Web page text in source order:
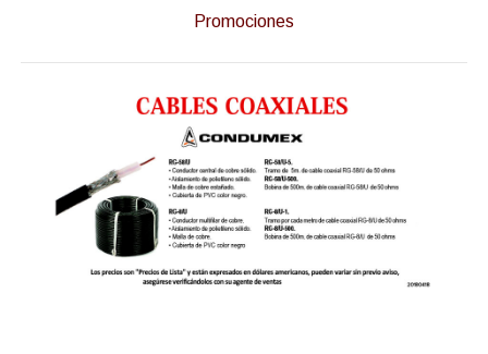
Promociones